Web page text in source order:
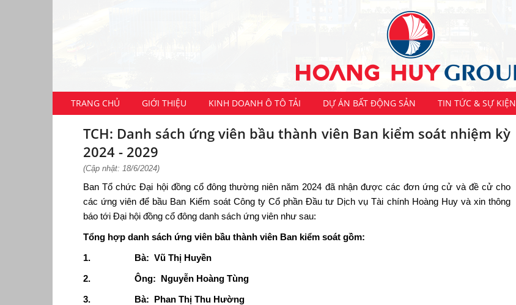
TRANG CHỦ GIỚI THIỆU KINH DOANH Ô TÔ TẢI DỰ ÁN BẤT ĐỘNG SẢN TIN TỨC & SỰ KIỆN
TCH: Danh sách ứng viên bầu thành viên Ban kiểm soát nhiệm kỳ
2024 - 2029
(Cập nhật: 18/6/2024)
Ban Tổ chức Đại hội đồng cổ đông thường niên năm 2024 đã nhận được các đơn ứng cử và đề cử cho
các ứng viên để bầu Ban Kiểm soát Công ty Cổ phần Đầu tư Dịch vụ Tài chính Hoàng Huy và xin thông
báo tới Đại hội đồng cổ đông danh sách ứng viên như sau:
Tổng hợp danh sách ứng viên bầu thành viên Ban kiểm soát gồm:
1. Bà: Vũ Thị Huyền
2. Ông: Nguyễn Hoàng Tùng
3. Bà: Phan Thị Thu Hường